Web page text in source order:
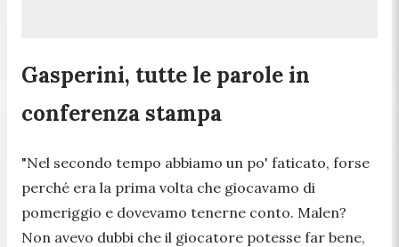
Gasperini, tutte le parole in
conferenza stampa
"Nel secondo tempo abbiamo un po' faticato, forse
perché era la prima volta che giocavamo di
pomeriggio e dovevamo tenerne conto. Malen?
Non avevo dubbi che il giocatore potesse far bene,